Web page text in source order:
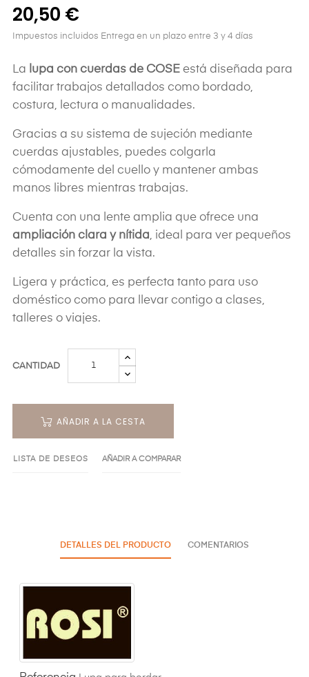
20,50 €
Impuestos incluidos Entrega en un plazo entre 3 y 4 días
La lupa con cuerdas de COSE está diseñada para
facilitar trabajos detallados como bordado,
costura, lectura o manualidades.
Gracias a su sistema de sujeción mediante
cuerdas ajustables, puedes colgarla
cómodamente del cuello y mantener ambas
manos libres mientras trabajas.
Cuenta con una lente amplia que ofrece una
ampliación clara y nítida, ideal para ver pequeños
detalles sin forzar la vista.
Ligera y práctica, es perfecta tanto para uso
doméstico como para llevar contigo a clases,
talleres o viajes.
CANTIDAD
AÑADIR A LA CESTA
LISTA DE DESEOS AÑADIR A COMPARAR
DETALLES DEL PRODUCTO COMENTARIOS